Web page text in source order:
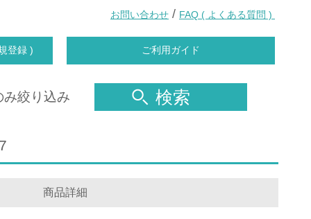
お問い合わせ / FAQ ( よくある質問 )
登録 ) ご利用ガイド
み絞り込み 検索
商品詳細